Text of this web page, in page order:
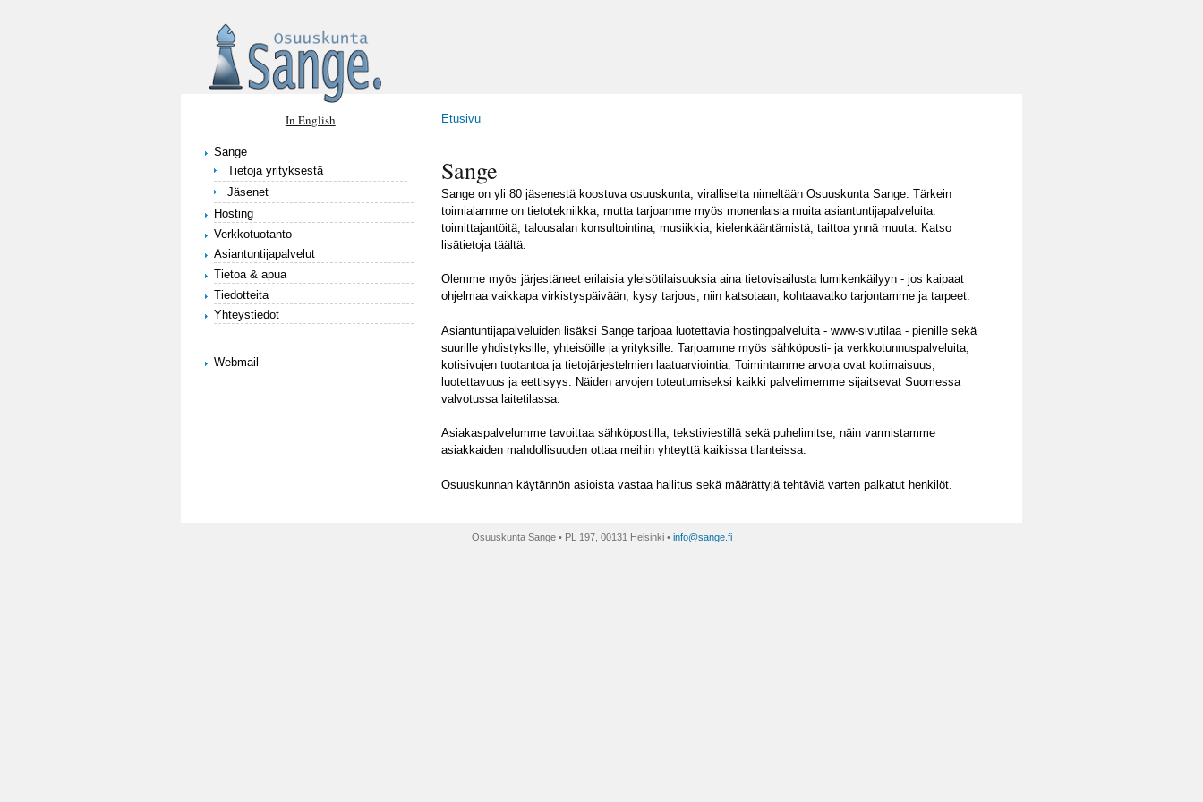
In English
Sange
Tietoja yrityksestä
Jäsenet
Hosting
Verkkotuotanto
Asiantuntijapalvelut
Tietoa & apua
Tiedotteita
Yhteystiedot
Webmail
Etusivu
Sange
Sange on yli 80 jäsenestä koostuva osuuskunta, viralliselta nimeltään Osuuskunta Sange. Tärkein
toimialamme on tietotekniikka, mutta tarjoamme myös monenlaisia muita asiantuntijapalveluita:
toimittajantöitä, talousalan konsultointina, musiikkia, kielenkääntämistä, taittoa ynnä muuta. Katso
lisätietoja täältä.
Olemme myös järjestäneet erilaisia yleisötilaisuuksia aina tietovisailusta lumikenkäilyyn - jos kaipaat
ohjelmaa vaikkapa virkistyspäivään, kysy tarjous, niin katsotaan, kohtaavatko tarjontamme ja tarpeet.
Asiantuntijapalveluiden lisäksi Sange tarjoaa luotettavia hostingpalveluita - www-sivutilaa - pienille sekä
suurille yhdistyksille, yhteisöille ja yrityksille. Tarjoamme myös sähköposti- ja verkkotunnuspalveluita,
kotisivujen tuotantoa ja tietojärjestelmien laatuarviointia. Toimintamme arvoja ovat kotimaisuus,
luotettavuus ja eettisyys. Näiden arvojen toteutumiseksi kaikki palvelimemme sijaitsevat Suomessa
valvotussa laitetilassa.
Asiakaspalvelumme tavoittaa sähköpostilla, tekstiviestillä sekä puhelimitse, näin varmistamme
asiakkaiden mahdollisuuden ottaa meihin yhteyttä kaikissa tilanteissa.
Osuuskunnan käytännön asioista vastaa hallitus sekä määrättyjä tehtäviä varten palkatut henkilöt.
Osuuskunta Sange• PL 197, 00131 Helsinki• info@sange.fi